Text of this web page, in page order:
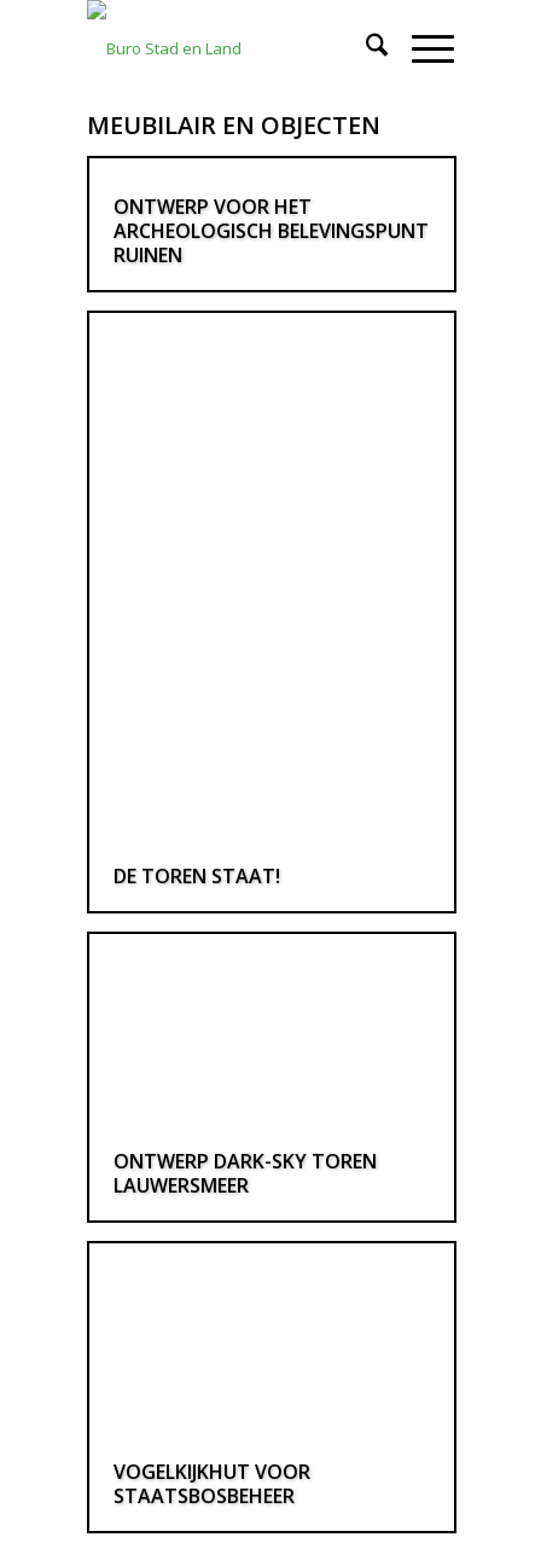
MEUBILAIR EN OBJECTEN
ONTWERP VOOR HET
ARCHEOLOGISCH BELEVINGSPUNT
RUINEN
DE TOREN STAAT!
ONTWERP DARK-SKY TOREN
LAUWERSMEER
VOGELKIJKHUT VOOR
STAATSBOSBEHEER